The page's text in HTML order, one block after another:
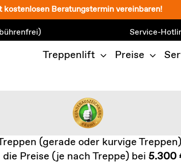
kostenlosen Beratungstermin vereinbaren!
Service-
Treppenlift Preise
(gerade oder kurvige
Preise (je nach Treppe) bei 5.300